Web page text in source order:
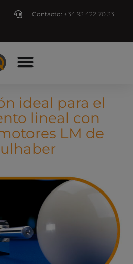
Contacto: +34 93 422 70 33
ideal para el
lineal con
LM de